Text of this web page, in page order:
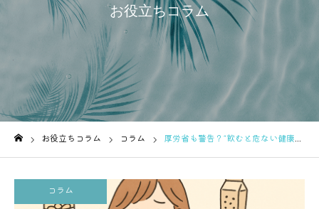
お役立ちコラム
お役立ちコラム コラム 厚労省も警告？“飲むと危ない健康食品”最新事例まとめ
コラム